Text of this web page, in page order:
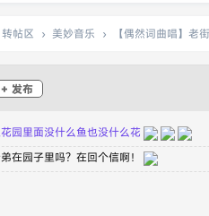
转帖区 › 美妙音乐 › 【偶然词曲唱】老街
+ 发布
园里面没什么鱼也没什么花
在园子里吗？在回个信啊！